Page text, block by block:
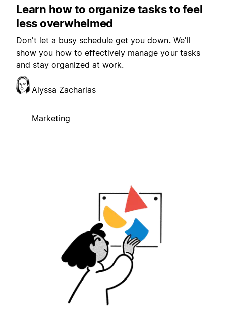
Learn how to organize tasks to feel
less overwhelmed
Don't let a busy schedule get you down. We'll
show you how to effectively manage your tasks
and stay organized at work.
Alyssa Zacharias
Marketing